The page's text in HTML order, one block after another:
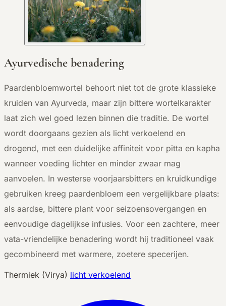
Ayurvedische benadering
Paardenbloemwortel behoort niet tot de grote klassieke
kruiden van Ayurveda, maar zijn bittere wortelkarakter
laat zich wel goed lezen binnen die traditie. De wortel
wordt doorgaans gezien als licht verkoelend en
drogend, met een duidelijke affiniteit voor pitta en kapha
wanneer voeding lichter en minder zwaar mag
aanvoelen. In westerse voorjaarsbitters en kruidkundige
gebruiken kreeg paardenbloem een vergelijkbare plaats:
als aardse, bittere plant voor seizoensovergangen en
eenvoudige dagelijkse infusies. Voor een zachtere, meer
vata-vriendelijke benadering wordt hij traditioneel vaak
gecombineerd met warmere, zoetere specerijen.
Thermiek (Virya) licht verkoelend